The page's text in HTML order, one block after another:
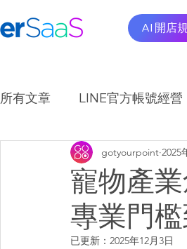
AI 開店
所有文章 LINE官方帳號經營
OMO商圈應用實例 AI
寵物產
專業門
gotyourpoint 2025
已更新： 2025年12月3日